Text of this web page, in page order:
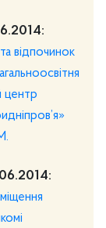
відпочинок
центр